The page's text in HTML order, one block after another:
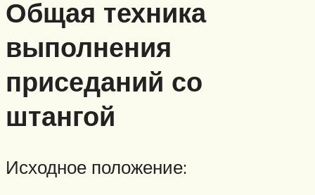
Общая техника
выполнения
приседаний со
штангой
Исходное положение: